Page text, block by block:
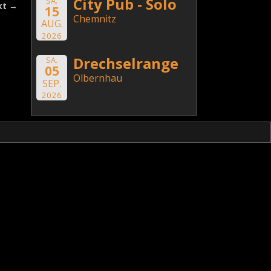
→ 15
AUG.
2026
Chemnitz
SA.
05
SEP.
2026
Drechselrange
Olbernhau